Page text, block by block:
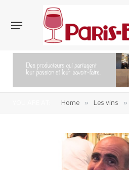
Home » Les vins »